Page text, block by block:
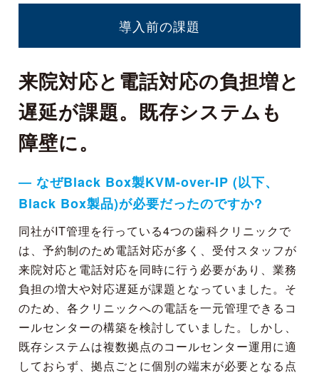
導入前の課題
来院対応と電話対応の負担増と
遅延が課題。既存システムも
障壁に。
― なぜBlack Box製KVM-over-IP (以下、
Black Box製品)が必要だったのですか?
同社がIT管理を行っている4つの歯科クリニックで
は、予約制のため電話対応が多く、受付スタッフが
来院対応と電話対応を同時に行う必要があり、業務
負担の増大や対応遅延が課題となっていました。そ
のため、各クリニックへの電話を一元管理できるコ
ールセンターの構築を検討していました。しかし、
既存システムは複数拠点のコールセンター運用に適
しておらず、拠点ごとに個別の端末が必要となる点